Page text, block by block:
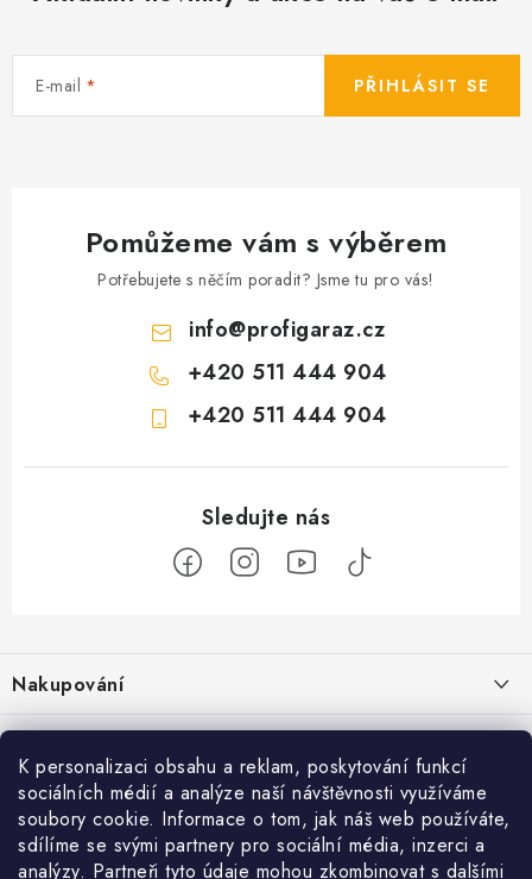
K personalizaci obsahu a reklam, poskytování funkcí
sociálních médií a analýze naší návštěvnosti využíváme
soubory cookie. Informace o tom, jak náš web používáte,
sdílíme se svými partnery pro sociální média, inzerci a
analýzy. Partneři tyto údaje mohou zkombinovat s dalšími
E-mail PŘIHLÁSIT SE
Pomůžeme vám s výběrem
Potřebujete s něčím poradit? Jsme tu pro vás!
info@profigaraz.cz
+420 511 444 904
+420 511 444 904
p
a
Nakupování
Jak nakupovat
Obchodní podmínky
Doprava a platba
Cookies
Reklamace / vrácení zboží
Použití Dárkové poukázky
O nás
Kontakty
Služby